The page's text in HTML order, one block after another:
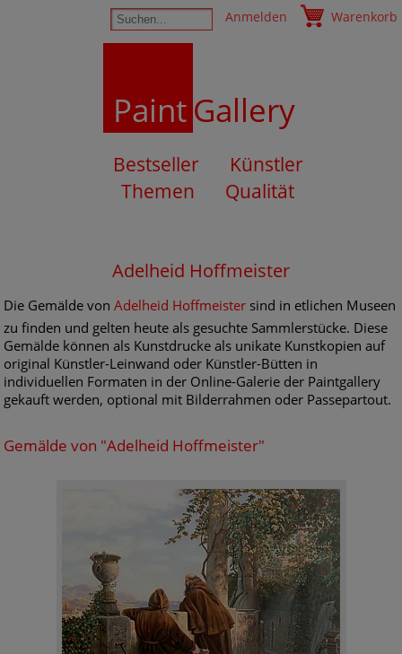
Anmelden Warenkorb
PaintGallery
Bestseller
Künstler
Themen
Qualität
Adelheid Hoffmeister
Die Gemälde vonAdelheid Hoffmeister sind in etlichen Museen
zu finden und gelten heute als gesuchte Sammlerstücke. Diese
Gemälde können als Kunstdrucke als unikate Kunstkopien auf
original Künstler-Leinwand oder Künstler-Bütten in
individuellen Formaten in der Online-Galerie der Paintgallery
gekauft werden, optional mit Bilderrahmen oder Passepartout.
Gemälde von "Adelheid Hoffmeister"